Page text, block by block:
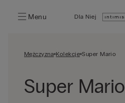
Menu Dla Niej
Mężczyzna Kolekcje Super Mario
Super Mario